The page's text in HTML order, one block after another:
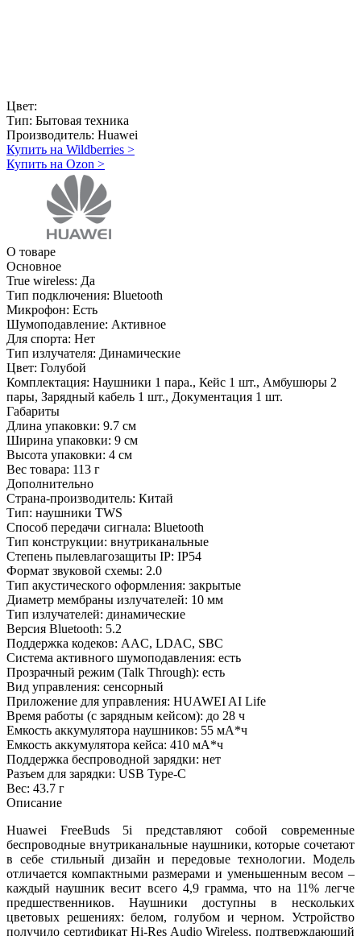
Цвет:
Тип: Бытовая техника
Производитель: Huawei
Купить на Wildberries >
Купить на Ozon >
О товаре
Основное
True wireless: Да
Тип подключения: Bluetooth
Микрофон: Есть
Шумоподавление: Активное
Для спорта: Нет
Тип излучателя: Динамические
Цвет: Голубой
Комплектация: Наушники 1 пара., Кейс 1 шт., Амбушюры 2
пары, Зарядный кабель 1 шт., Документация 1 шт.
Габариты
Длина упаковки: 9.7 см
Ширина упаковки: 9 см
Высота упаковки: 4 см
Вес товара: 113 г
Дополнительно
Страна-производитель: Китай
Тип: наушники TWS
Способ передачи сигнала: Bluetooth
Тип конструкции: внутриканальные
Степень пылевлагозащиты IP: IP54
Формат звуковой схемы: 2.0
Тип акустического оформления: закрытые
Диаметр мембраны излучателей: 10 мм
Тип излучателей: динамические
Версия Bluetooth: 5.2
Поддержка кодеков: AAC, LDAC, SBC
Система активного шумоподавления: есть
Прозрачный режим (Talk Through): есть
Вид управления: сенсорный
Приложение для управления: HUAWEI AI Life
Время работы (с зарядным кейсом): до 28 ч
Емкость аккумулятора наушников: 55 мА*ч
Емкость аккумулятора кейса: 410 мА*ч
Поддержка беспроводной зарядки: нет
Разъем для зарядки: USB Type-C
Вес: 43.7 г
Описание
Huawei FreeBuds 5i представляют собой современные
беспроводные внутриканальные наушники, которые сочетают
в себе стильный дизайн и передовые технологии. Модель
отличается компактными размерами и уменьшенным весом –
каждый наушник весит всего 4,9 грамма, что на 11% легче
предшественников. Наушники доступны в нескольких
цветовых решениях: белом, голубом и черном. Устройство
получило сертификат Hi-Res Audio Wireless, подтверждающий